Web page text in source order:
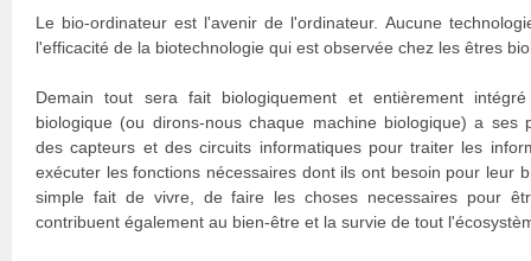
Le bio-ordinateur est l'avenir de l'ordinateur. Aucune
l'efficacité de la biotechnologie qui est observée chez les êtres
Demain tout sera fait biologiquement et entièrement
biologique (ou dirons-nous chaque machine biologique) a ses
des capteurs et des circuits informatiques pour traiter les
exécuter les fonctions nécessaires dont ils ont besoin pour leur
simple fait de vivre, de faire les choses necessaires pour
contribuent également au bien-être et la survie de tout